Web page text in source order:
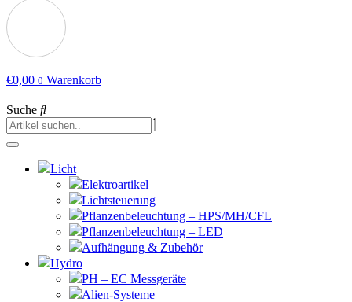
€0,00 0 Warenkorb
Suche
Licht
Elektroartikel
Lichtsteuerung
Pflanzenbeleuchtung – HPS/MH/CFL
Pflanzenbeleuchtung – LED
Aufhängung & Zubehör
Hydro
PH – EC Messgeräte
Alien-Systeme